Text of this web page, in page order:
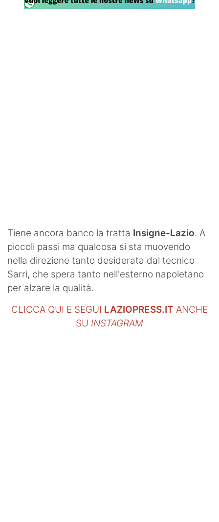
Vela
Tiene ancora banco la tratta Insigne-Lazio. A
piccoli passi ma qualcosa si sta muovendo
nella direzione tanto desiderata dal tecnico
Sarri, che spera tanto nell'esterno napoletano
per alzare la qualità.
CLICCA QUI E SEGUI LAZIOPRESS.IT ANCHE
SU INSTAGRAM